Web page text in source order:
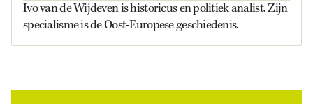
Ivo van de Wijdeven is historicus en politiek analist. Zijn
specialisme is de Oost-Europese geschiedenis.